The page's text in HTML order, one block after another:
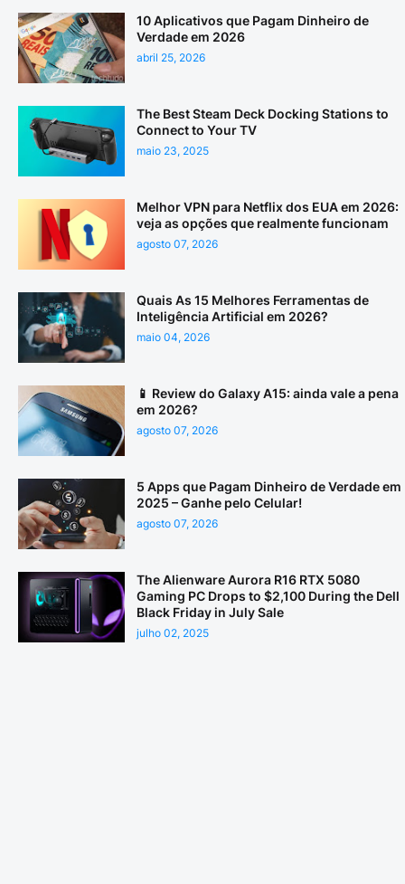
10 Aplicativos que Pagam Dinheiro de
Verdade em 2026
abril 25, 2026
The Best Steam Deck Docking Stations to
Connect to Your TV
maio 23, 2025
Melhor VPN para Netflix dos EUA em 2026:
veja as opções que realmente funcionam
agosto 07, 2026
Quais As 15 Melhores Ferramentas de
Inteligência Artificial em 2026?
maio 04, 2026
📱 Review do Galaxy A15: ainda vale a pena
em 2026?
agosto 07, 2026
5 Apps que Pagam Dinheiro de Verdade em
2025 – Ganhe pelo Celular!
agosto 07, 2026
The Alienware Aurora R16 RTX 5080
Gaming PC Drops to $2,100 During the Dell
Black Friday in July Sale
julho 02, 2025